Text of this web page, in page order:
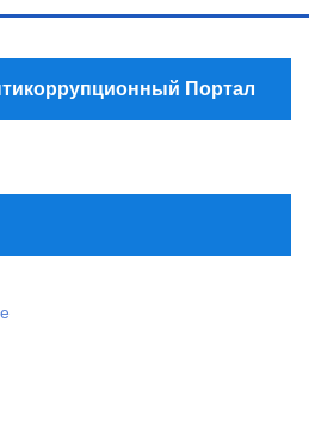
Портал